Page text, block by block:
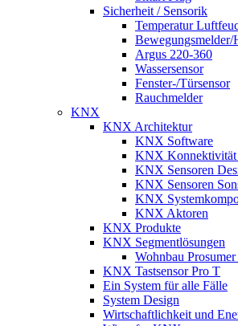
Sicherheit / Sensorik
Temperatur
Bewegungsmelder/
Argus 220-360
Wassersensor
Fenster-/Türsensor
Rauchmelder
KNX
KNX Architektur
KNX Software
KNX Konnektivität
KNX Sensoren
KNX Sensoren
KNX
KNX Aktoren
KNX Produkte
KNX Segmentlösungen
Wohnbau
KNX Tastsensor Pro T
Ein System für alle Fälle
System Design
Wirtschaftlichkeit und